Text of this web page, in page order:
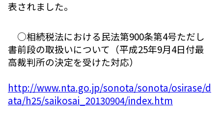
表されました。
○相続税法における民法第900条第4号ただし
書前段の取扱いについて（平成25年9月4日付最
高裁判所の決定を受けた対応）
http://www.nta.go.jp/sonota/sonota/osirase/d
ata/h25/saikosai_20130904/index.htm